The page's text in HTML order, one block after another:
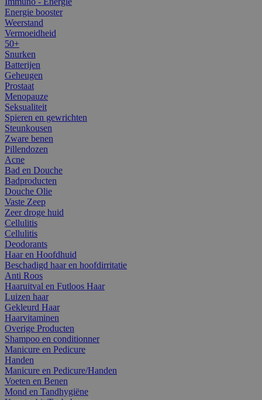
Energie booster
Weerstand
Vermoeidheid
50+
Snurken
Batterijen
Geheugen
Prostaat
Menopauze
Seksualiteit
Spieren en gewrichten
Steunkousen
Zware benen
Pillendozen
Acne
Bad en Douche
Badproducten
Douche Olie
Vaste Zeep
Zeer droge huid
Cellulitis
Cellulitis
Deodorants
Haar en Hoofdhuid
Beschadigd haar en hoofdirritatie
Anti Roos
Haaruitval en Futloos Haar
Luizen haar
Gekleurd Haar
Haarvitaminen
Overige Producten
Shampoo en conditionner
Manicure en Pedicure
Handen
Manicure en Pedicure/Handen
Voeten en Benen
Mond en Tandhygiëne